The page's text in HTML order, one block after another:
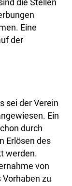
die Stellen
Eine
der
sei der Verein
Ein
durch
Erlösen des
werden.
von
zu